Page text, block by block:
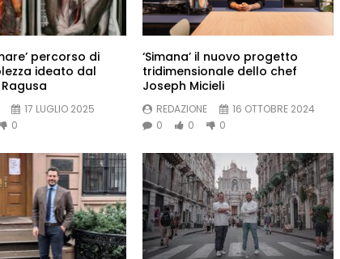
percorso di
ideato dal
17 LUGLIO 2025
0
‘Simana’ il nuovo progetto
tridimensionale dello chef
Joseph Micieli
REDAZIONE
16 OTTOBRE 2024
0
0 0